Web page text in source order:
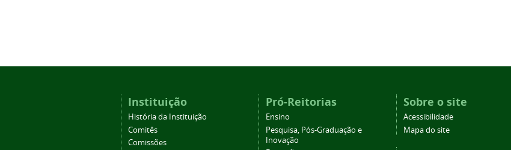
Instituição
História da Instituição
Comitês
Comissões
Pró-Reitorias
Ensino
Pesquisa, Pós-Graduação e
Inovação
Sobre o site
Acessibilidade
Mapa do site